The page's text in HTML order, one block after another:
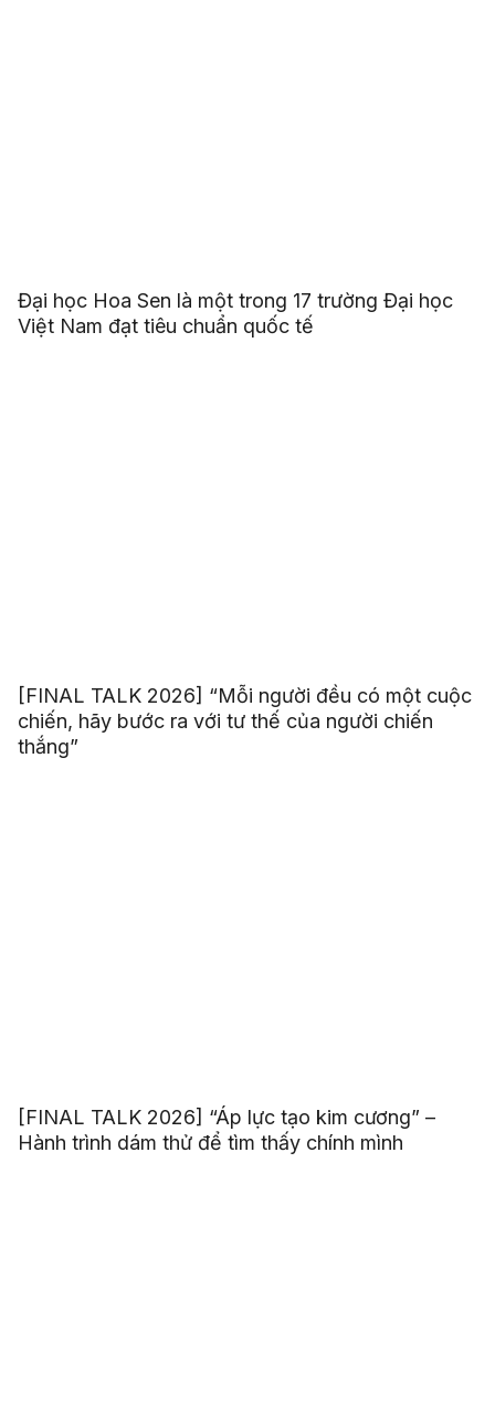
Đại học Hoa Sen là một trong 17 trường Đại học
Việt Nam đạt tiêu chuẩn quốc tế
[FINAL TALK 2026] “Mỗi người đều có một cuộc
chiến, hãy bước ra với tư thế của người chiến
thắng”
[FINAL TALK 2026] “Áp lực tạo kim cương” –
Hành trình dám thử để tìm thấy chính mình